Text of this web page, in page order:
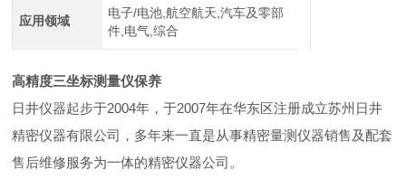
应用领域
电子/电池,航空航天,汽车及零部
件,电气,综合
高精度三坐标测量仪保养
日井仪器起步于2004年，于2007年在华东区注册成立苏州日井
精密仪器有限公司，多年来一直是从事精密量测仪器销售及配套
售后维修服务为一体的精密仪器公司。